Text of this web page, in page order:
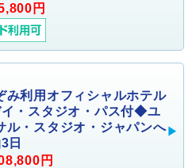
円
み利用オフィシャルホテル
・スタジオ・パス付◆ユ
ル・スタジオ・ジャパンへ
日
円